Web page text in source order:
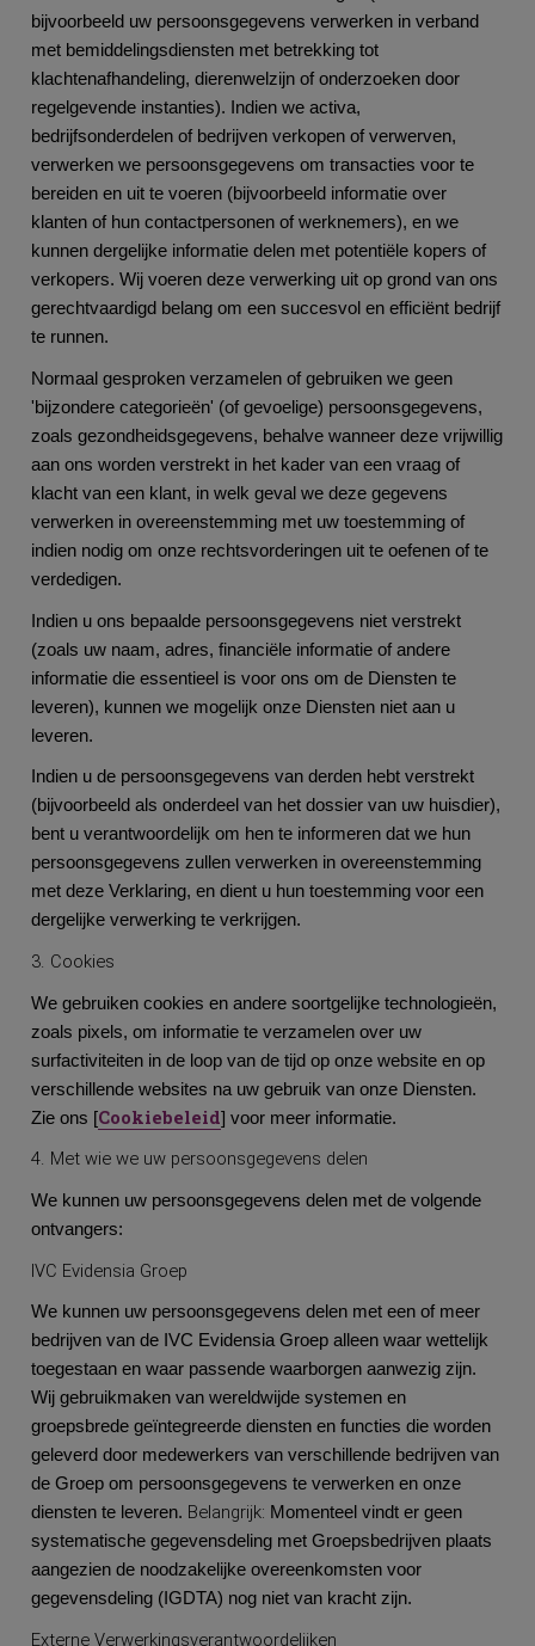
bijvoorbeeld uw persoonsgegevens verwerken in verband
met bemiddelingsdiensten met betrekking tot
klachtenafhandeling, dierenwelzijn of onderzoeken door
regelgevende instanties). Indien we activa,
bedrijfsonderdelen of bedrijven verkopen of verwerven,
verwerken we persoonsgegevens om transacties voor te
bereiden en uit te voeren (bijvoorbeeld informatie over
klanten of hun contactpersonen of werknemers), en we
kunnen dergelijke informatie delen met potentiële kopers of
verkopers. Wij voeren deze verwerking uit op grond van ons
gerechtvaardigd belang om een succesvol en efficiënt bedrijf
te runnen.
Normaal gesproken verzamelen of gebruiken we geen
'bijzondere categorieën' (of gevoelige) persoonsgegevens,
zoals gezondheidsgegevens, behalve wanneer deze vrijwillig
aan ons worden verstrekt in het kader van een vraag of
klacht van een klant, in welk geval we deze gegevens
verwerken in overeenstemming met uw toestemming of
indien nodig om onze rechtsvorderingen uit te oefenen of te
verdedigen.
Indien u ons bepaalde persoonsgegevens niet verstrekt
(zoals uw naam, adres, financiële informatie of andere
informatie die essentieel is voor ons om de Diensten te
leveren), kunnen we mogelijk onze Diensten niet aan u
leveren.
Indien u de persoonsgegevens van derden hebt verstrekt
(bijvoorbeeld als onderdeel van het dossier van uw huisdier),
bent u verantwoordelijk om hen te informeren dat we hun
persoonsgegevens zullen verwerken in overeenstemming
met deze Verklaring, en dient u hun toestemming voor een
dergelijke verwerking te verkrijgen.
3. Cookies
We gebruiken cookies en andere soortgelijke technologieën,
zoals pixels, om informatie te verzamelen over uw
surfactiviteiten in de loop van de tijd op onze website en op
verschillende websites na uw gebruik van onze Diensten.
Zie ons [Cookiebeleid] voor meer informatie.
4. Met wie we uw persoonsgegevens delen
We kunnen uw persoonsgegevens delen met de volgende
ontvangers:
IVC Evidensia Groep
We kunnen uw persoonsgegevens delen met een of meer
bedrijven van de IVC Evidensia Groep alleen waar wettelijk
toegestaan en waar passende waarborgen aanwezig zijn.
Wij gebruikmaken van wereldwijde systemen en
groepsbrede geïntegreerde diensten en functies die worden
geleverd door medewerkers van verschillende bedrijven van
de Groep om persoonsgegevens te verwerken en onze
diensten te leveren. Belangrijk: Momenteel vindt er geen
systematische gegevensdeling met Groepsbedrijven plaats
aangezien de noodzakelijke overeenkomsten voor
gegevensdeling (IGDTA) nog niet van kracht zijn.
Externe Verwerkingsverantwoordelijken